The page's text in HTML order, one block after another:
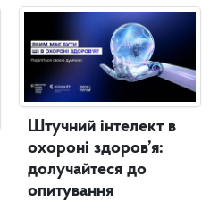
Штучний інтелект в
охороні здоров’я:
долучайтеся до
опитування